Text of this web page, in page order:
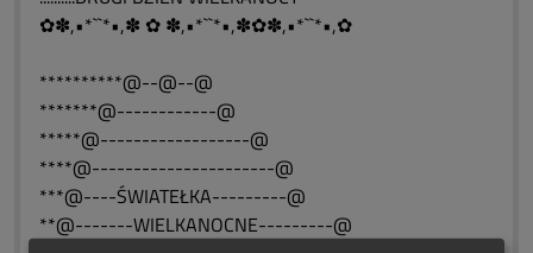
✿✽,•*``*•,✽ ✿ ✽,•*``*•,✽✿✽,•*``*•,✿
**********@--@--@
*******@------------@
*****@------------------@
****@----------------------@
***@----ŚWIATEŁKA---------@
**@-------WIELKANOCNE---------@